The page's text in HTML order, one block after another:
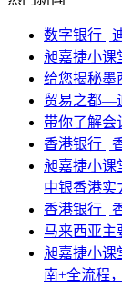
数字银行 |
昶嘉捷小课
给您揭秘墨
贸易之都—
带你了解会
香港银行 |
昶嘉捷小课
中银香港实
香港银行 |
马来西亚主
昶嘉捷小课
南+全流程